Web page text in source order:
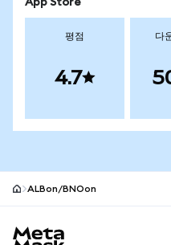
App Store
평점
4.7
다
ALBon/BNOon